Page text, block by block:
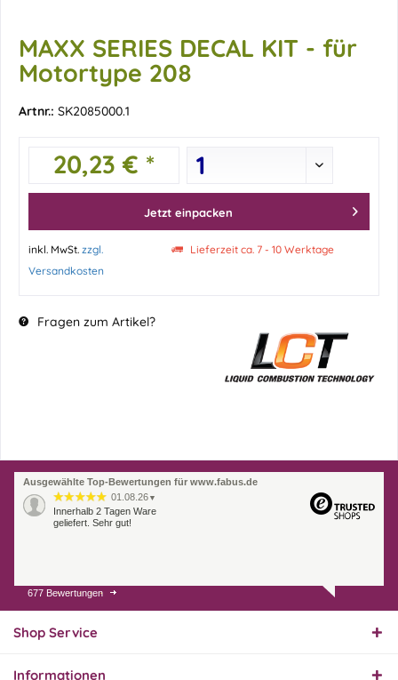
MAXX SERIES DECAL KIT - für
Motortype 208
Artnr.: SK2085000.1
20,23 € *
Jetzt einpacken
inkl. MwSt. zzgl.
Versandkosten
Lieferzeit ca. 7 - 10 Werktage
Fragen zum Artikel?
Ausgewählte Top-Bewertungen für www.fabus.de
01.08.26 ▼
Innerhalb 2 Tagen Ware
geliefert. Sehr gut!
31.07.26
Super schnelle Lieferung,
hervorragend. Gerne
677 Bewertungen
Shop Service
Informationen